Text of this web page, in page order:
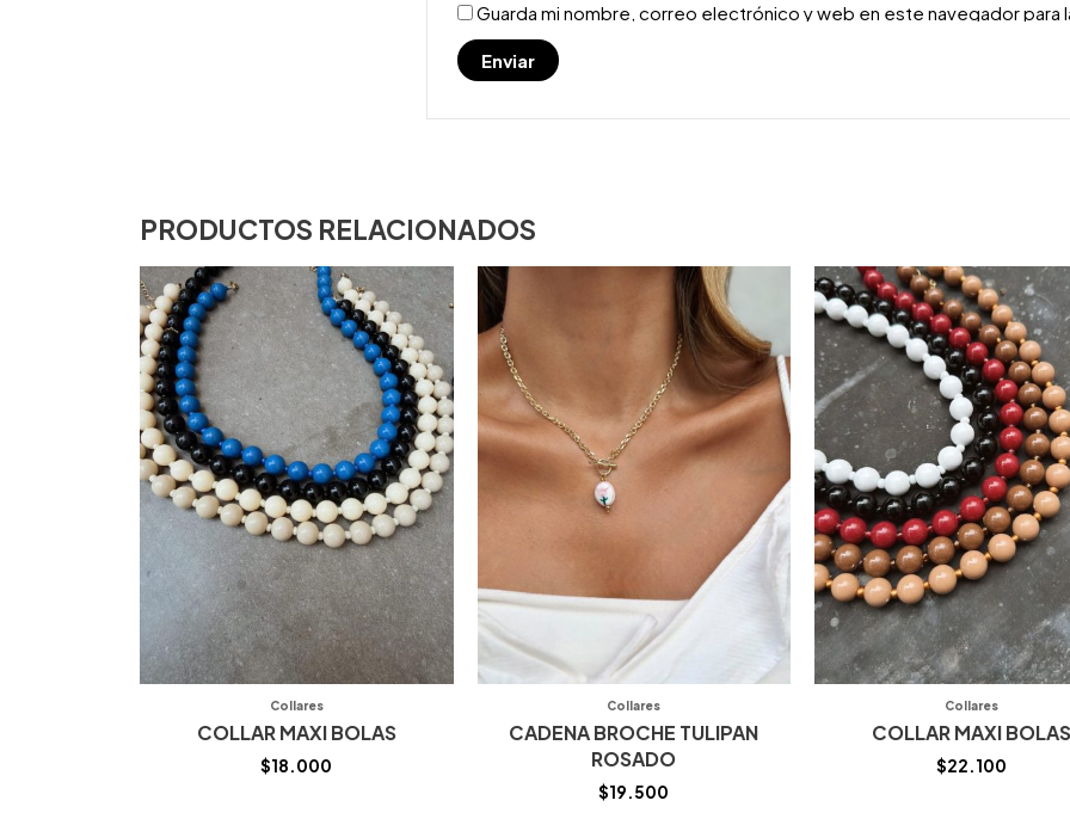
Guarda mi nombre, correo electrónico y web en este navegador para
PRODUCTOS RELACIONADOS
Collares
COLLAR MAXI BOLAS
$18.000
Collares
CADENA BROCHE TULIPAN
ROSADO
$19.500
Collares
COLLAR MAXI BOLAS
$22.100